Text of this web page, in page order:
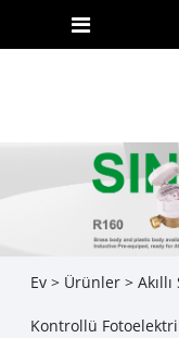
Ev > Ürünler> Akıllı
Kontrollü